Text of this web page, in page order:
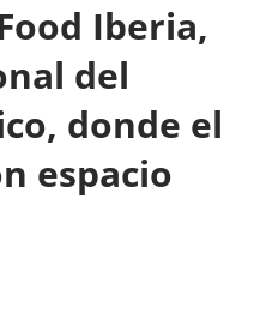
Iberia,
del
donde el
espacio